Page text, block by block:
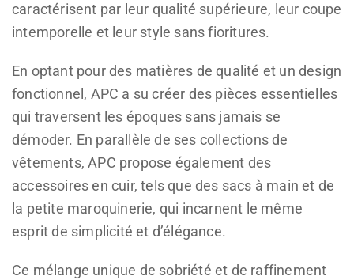
caractérisent par leur qualité supérieure, leur coupe
intemporelle et leur style sans fioritures.
En optant pour des matières de qualité et un design
fonctionnel, APC a su créer des pièces essentielles
qui traversent les époques sans jamais se
démoder. En parallèle de ses collections de
vêtements, APC propose également des
accessoires en cuir, tels que des sacs à main et de
la petite maroquinerie, qui incarnent le même
esprit de simplicité et d’élégance.
Ce mélange unique de sobriété et de raffinement